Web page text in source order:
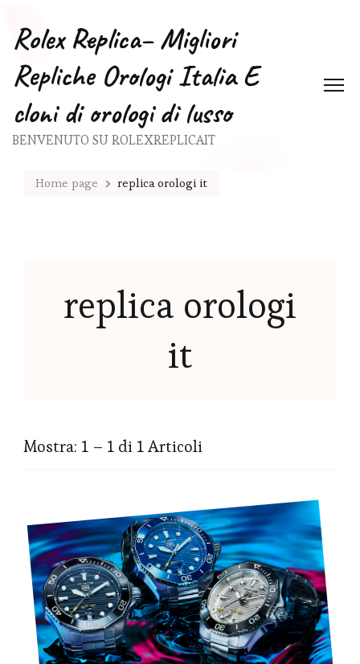
Rolex Replica– Migliori
Repliche Orologi Italia E
cloni di orologi di lusso
BENVENUTO SU ROLEXREPLICAIT
Home page replica orologi it
replica orologi
it
Mostra: 1 – 1 di 1 Articoli